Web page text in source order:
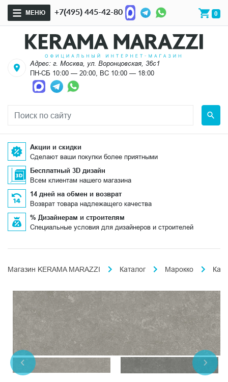
МЕНЮ +7(495) 445-42-80 0
Адрес: г. Москва, ул. Воронцовская, 36с1
ПН-СБ 10:00 — 20:00, ВС 10:00 — 18:00
Акции и скидки
Сделают ваши покупки более приятными
Бесплатный 3D дизайн
Всем клиентам нашего магазина
14 дней на обмен и возврат
Возврат товара надлежащего качества
% Дизайнерам и строителям
Специальные условия для дизайнеров и строителей
Магазин KERAMA MARAZZI Каталог Марокко